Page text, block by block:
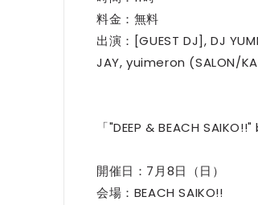
料金：無料
出演：[GUEST DJ], DJ
JAY, yuimeron (SALON/
「"DEEP & BEACH SAIKO!!"
開催日：7月8日（日）
会場：BEACH SAIKO!!